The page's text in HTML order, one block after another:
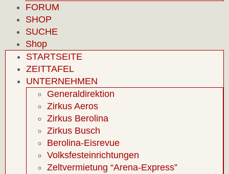
FORUM
SHOP
SUCHE
Shop
STARTSEITE
ZEITTAFEL
UNTERNEHMEN
Generaldirektion
Zirkus Aeros
Zirkus Berolina
Zirkus Busch
Berolina-Eisrevue
Volksfesteinrichtungen
Zeltvermietung “Arena-Express”